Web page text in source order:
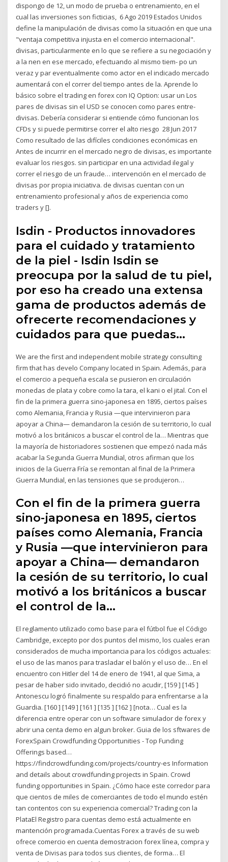
dispongo de 12, un modo de prueba o entrenamiento, en el
cual las inversiones son ficticias, 6 Ago 2019 Estados Unidos
define la manipulación de divisas como la situación en que una
"ventaja competitiva injusta en el comercio internacional".
divisas, particularmente en lo que se refiere a su negociación y
a la nen en ese mercado, efectuando al mismo tiem- po un
veraz y par eventualmente como actor en el indicado mercado
aumentará con el correr del tiempo antes de la. Aprende lo
básico sobre el trading en forex con IQ Option: usar un Los
pares de divisas sin el USD se conocen como pares entre-
divisas. Debería considerar si entiende cómo funcionan los
CFDs y si puede permitirse correr el alto riesgo 28 Jun 2017
Como resultado de las difíciles condiciones económicas en
Antes de incurrir en el mercado negro de divisas, es importante
evaluar los riesgos. sin participar en una actividad ilegal y
correr el riesgo de un fraude… intervención en el mercado de
divisas por propia iniciativa. de divisas cuentan con un
entrenamiento profesional y años de experiencia como
traders y [].
Isdin - Productos innovadores
para el cuidado y tratamiento
de la piel - Isdin Isdin se
preocupa por la salud de tu piel,
por eso ha creado una extensa
gama de productos además de
ofrecerte recomendaciones y
cuidados para que puedas…
We are the first and independent mobile strategy consulting
firm that has develo Company located in Spain. Además, para
el comercio a pequeña escala se pusieron en circulación
monedas de plata y cobre como la tara, el kani o el jital. Con el
fin de la primera guerra sino-japonesa en 1895, ciertos países
como Alemania, Francia y Rusia —que intervinieron para
apoyar a China— demandaron la cesión de su territorio, lo cual
motivó a los británicos a buscar el control de la… Mientras que
la mayoría de historiadores sostienen que empezó nada más
acabar la Segunda Guerra Mundial, otros afirman que los
inicios de la Guerra Fría se remontan al final de la Primera
Guerra Mundial, en las tensiones que se produjeron…
Con el fin de la primera guerra
sino-japonesa en 1895, ciertos
países como Alemania, Francia
y Rusia —que intervinieron para
apoyar a China— demandaron
la cesión de su territorio, lo cual
motivó a los británicos a buscar
el control de la…
El reglamento utilizado como base para el fútbol fue el Código
Cambridge, excepto por dos puntos del mismo, los cuales eran
considerados de mucha importancia para los códigos actuales:
el uso de las manos para trasladar el balón y el uso de… En el
encuentro con Hitler del 14 de enero de 1941, al que Sima, a
pesar de haber sido invitado, decidió no acudir, [159 ] [145 ]
Antonescu logró finalmente su respaldo para enfrentarse a la
Guardia. [160 ] [149 ] [161 ] [135 ] [162 ] [nota… Cual es la
diferencia entre operar con un software simulador de forex y
abrir una centa demo en algun broker. Guia de los sftwares de
ForexSpain Crowdfunding Opportunities - Top Funding
Offerings based…
https://findcrowdfunding.com/projects/country-es Information
and details about crowdfunding projects in Spain. Crowd
funding opportunities in Spain. ¿Cómo hace este corredor para
que cientos de miles de comerciantes de todo el mundo estén
tan contentos con su experiencia comercial? Trading con la
PlataEl Registro para cuentas demo está actualmente en
mantención programada.Cuentas Forex a través de su web
ofrece comercio en cuenta demostracion forex línea, compra y
venta de Divisas para todos sus clientes, de forma… El